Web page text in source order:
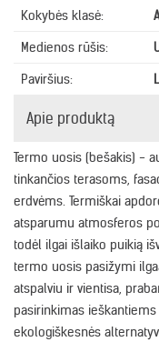
Kokybės klasė:
Medienos rūšis:
Paviršius:
Apie produktą
Termo uosis (bešakis) -
tinkančios terasoms,
erdvėms. Termiškai
atsparumu atmosferos
todėl ilgai išlaiko puikią
termo uosis pasižymi
atspalviu ir vientisa,
pasirinkimas
ekologiškesnės